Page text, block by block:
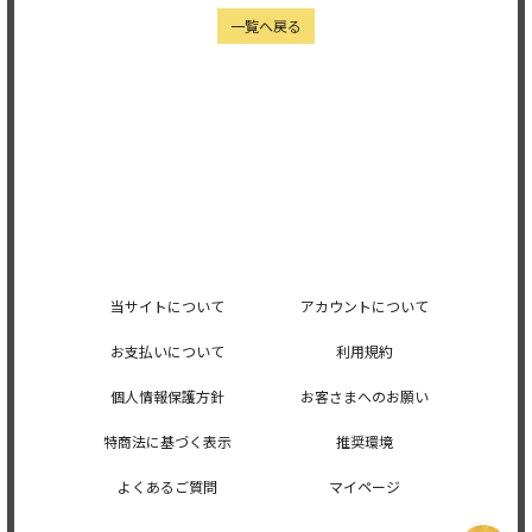
一覧へ戻る
当サイトについて アカウントについて
お支払いについて 利用規約
個人情報保護方針 お客さまへのお願い
特商法に基づく表示 推奨環境
よくあるご質問 マイページ